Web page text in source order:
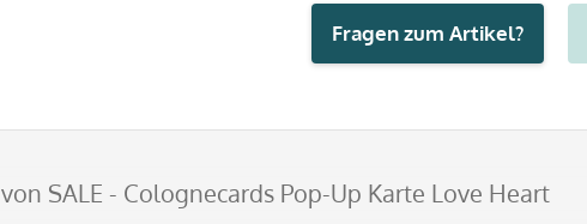
Fragen zum Artikel?
von SALE - Colognecards Pop-Up Karte Love Heart